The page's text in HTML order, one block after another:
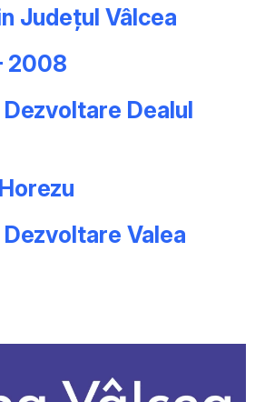
Județul Vâlcea
2008
Dealul
Valea